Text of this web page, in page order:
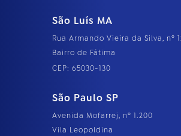
São Luís MA
Rua Armando Vieira da Silva, nº
Bairro de Fátima
CEP: 65030-130
São Paulo SP
Avenida Mofarrej, nº 1.200
Vila Leopoldina